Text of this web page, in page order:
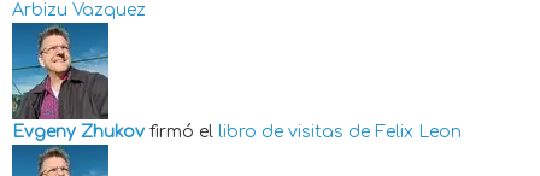
Arbizu Vazquez
Evgeny Zhukov firmó el libro de visitas de Felix Leon